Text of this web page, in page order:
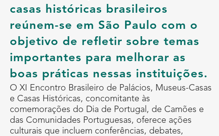
casas históricas brasileiros
reúnem-se em São Paulo com o
objetivo de refletir sobre temas
importantes para melhorar as
boas práticas nessas instituições.
O XI Encontro Brasileiro de Palácios, Museus-Casas
e Casas Históricas, concomitante às
comemorações do Dia de Portugal, de Camões e
das Comunidades Portuguesas, oferece ações
culturais que incluem conferências, debates,